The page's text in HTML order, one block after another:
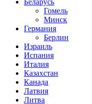
Беларусь
Гомель
Минск
Германия
Берлин
Израиль
Испания
Италия
Казахстан
Канада
Латвия
Литва